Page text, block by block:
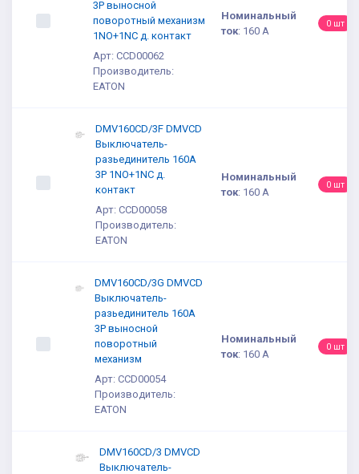
3P выносной
поворотный механизм
1NO+1NC д. контакт
Арт: CCD00062
Производитель:
EATON
Номинальный
ток: 160 А
0 шт
DMV160CD/3F DMVCD
Выключатель-
разьединитель 160A
3P 1NO+1NC д.
контакт
Арт: CCD00058
Производитель:
EATON
Номинальный
ток: 160 А
0 шт
DMV160CD/3G DMVCD
Выключатель-
разьединитель 160A
3P выносной
поворотный
механизм
Арт: CCD00054
Производитель:
EATON
Номинальный
ток: 160 А
0 шт
DMV160CD/3 DMVCD
Выключатель-